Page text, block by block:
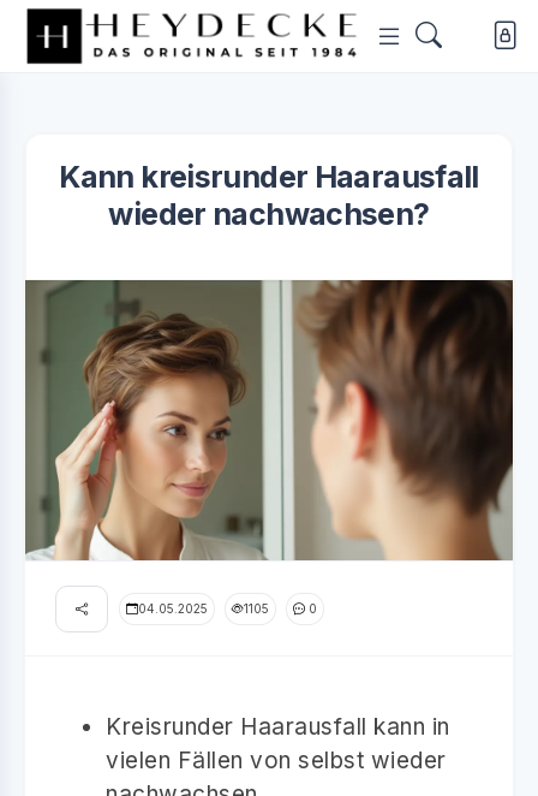
Kann kreisrunder Haarausfall
wieder nachwachsen?
04.05.2025 1105 0
Kreisrunder Haarausfall kann in
vielen Fällen von selbst wieder